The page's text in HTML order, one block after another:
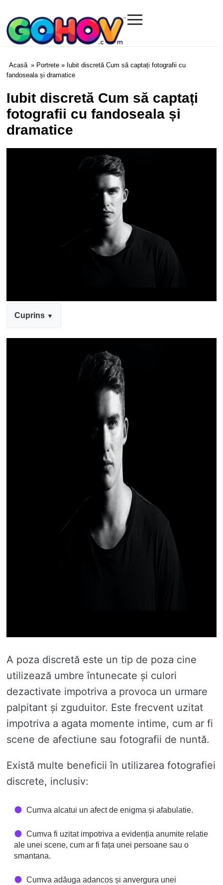
Gohov.com
≡
Acasă » Portrete » Iubit discretă Cum să captați fotografii cu
fandoseala și dramatice
Iubit discretă Cum să captați
fotografii cu fandoseala și
dramatice
Cuprins
A poza discretă este un tip de poza cine
utilizează umbre întunecate și culori
dezactivate impotriva a provoca un urmare
palpitant și zguduitor. Este frecvent uzitat
impotriva a agata momente intime, cum ar fi
scene de afectiune sau fotografii de nuntă.
Există multe beneficii în utilizarea fotografiei
discrete, inclusiv:
Cumva alcatui un afect de enigma și afabulatie.
Cumva fi uzitat impotriva a evidenția anumite relatie
ale unei scene, cum ar fi fața unei persoane sau o
smantana.
Cumva adăuga adancos și anvergura unei